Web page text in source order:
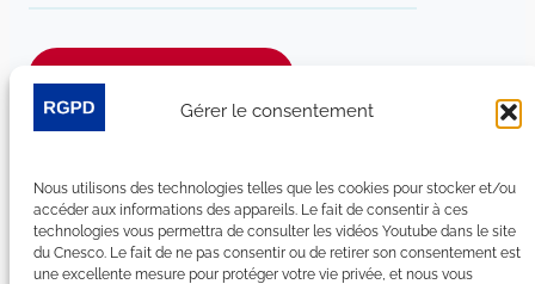
Gérer le consentement
Nous utilisons des technologies telles que les cookies pour stocker et/ou
accéder aux informations des appareils. Le fait de consentir à ces
technologies vous permettra de consulter les vidéos Youtube dans le site
du Cnesco. Le fait de ne pas consentir ou de retirer son consentement est
une excellente mesure pour protéger votre vie privée, et nous vous
LinkedIn
YouTube
Facebook
Bluesky